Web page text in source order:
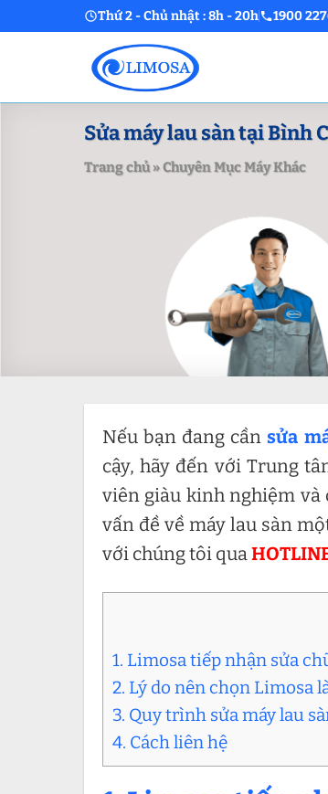
to
Thứ 2 - Chủ nhật : 8h - 20h 1900
Sửa máy lau sàn tại Bình
Trang chủ»Chuyên Mục Máy Khác
Nếu bạn đang cầnsửa
cậy, hãy đến với Trung
viên giàu kinh nghiệm và
vấn đề về máy lau sàn
với chúng tôi qua
1. Limosa tiếp nhận sửa
2. Lý do nên chọn Limosa
3. Quy trình sửa máy lau
4. Cách liên hệ